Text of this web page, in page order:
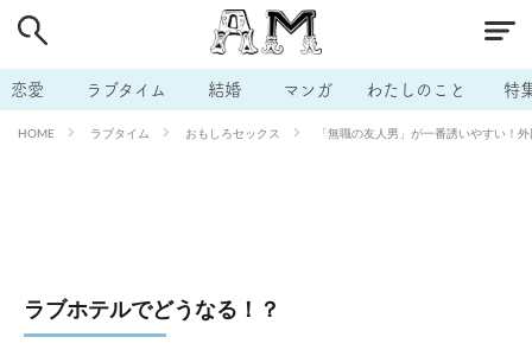
恋愛 ラブタイム 結婚 マンガ わたしのこと 特
HOME ラブタイム おもしろセックス 「無職の友人男」が一番誘いやすい！
ラブホテルでどうなる！？
# 男の本音 # セフレ
# 不倫 # 出会う方法 # マッチングアプリ
# ラブグッズ # 体の相性 # イケない